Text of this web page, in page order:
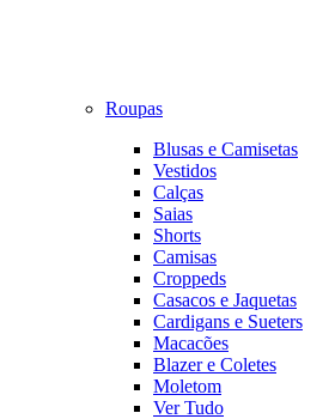
Roupas
Blusas e Camisetas
Vestidos
Calças
Saias
Shorts
Camisas
Croppeds
Casacos e Jaquetas
Cardigans e Sueters
Macacões
Blazer e Coletes
Moletom
Ver Tudo